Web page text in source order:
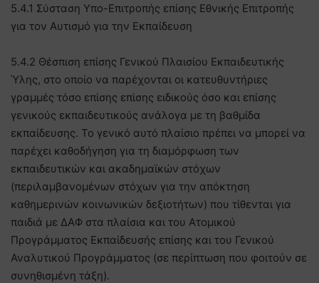
5.4.1 Σύσταση Υπο-Επιτροπής επίσης Εθνικής Επιτροπής
για τον Αυτισμό για την Εκπαίδευση
5.4.2 Θέσπιση επίσης Γενικού Πλαισίου Εκπαιδευτικής
Ύλης, στο οποίο να παρέχονται οι κατευθυντήριες
γραμμές τόσο επίσης επίσης ειδικούς όσο και επίσης
γενικούς εκπαιδευτικούς ανάλογα με τη βαθμίδα
εκπαίδευσης. Το γενικό αυτό πλαίσιο πρέπει να μπορεί να
παρέχει καθοδήγηση για τη διαμόρφωση των
εκπαιδευτικών και ακαδημαϊκών στόχων
(περιλαμβανομένων στόχων για την απόκτηση
καθημερινών κοινωνικών δεξιοτήτων) που τίθενται για
παιδιά με ΔΑΦ στα πλαίσια και του Ατομικού
Προγράμματος Εκπαίδευσής επίσης και του Γενικού
Αναλυτικού Προγράμματος (σε περίπτωση που φοιτούν σε
συνηθισμένη τάξη).